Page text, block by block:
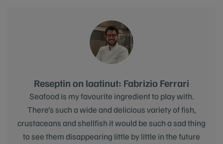
Reseptin on laatinut: Fabrizio Ferrari
Seafood is my favourite ingredient to play with.
There’s such a wide and delicious variety of fish,
crustaceans and shellfish it would be such a sad thing
to see them disappearing little by little in the future